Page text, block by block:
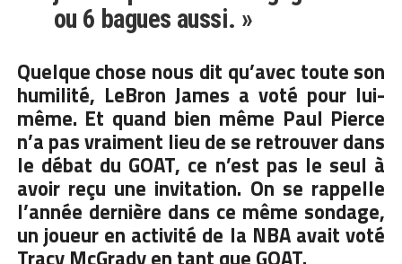
ou 6 bagues aussi. »
Quelque chose nous dit qu’avec toute son
humilité, LeBron James a voté pour lui-
même. Et quand bien même Paul Pierce
n’a pas vraiment lieu de se retrouver dans
le débat du GOAT, ce n’est pas le seul à
avoir reçu une invitation. On se rappelle
l’année dernière dans ce même sondage,
un joueur en activité de la NBA avait voté